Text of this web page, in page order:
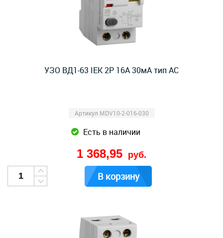
УЗО ВД1-63 IEK 2Р 16А 30мА тип AC
Артикул MDV10-2-016-030
Есть в наличии
1 368,95 руб.
В корзину